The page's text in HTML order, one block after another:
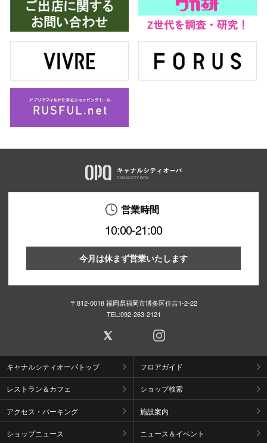
営業時間
10:00-21:00
今月は休まず営業いたします
〒812-0018 福岡県福岡市博多区住吉1-2-22
TEL:092-263-2121
キャナルシティオーパトップ フロアガイド
レストラン＆カフェ ショップ検索
アクセス・パーキング 施設案内
ショップニュース ニュース＆イベント